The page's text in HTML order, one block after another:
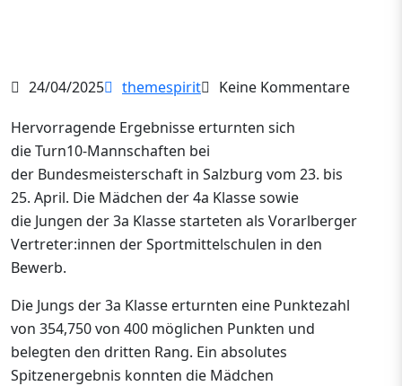
24/04/2025 themespirit Keine Kommentare
Hervorragende Ergebnisse erturnten sich
die Turn10-Mannschaften bei
der Bundesmeisterschaft in Salzburg vom 23. bis
25. April. Die Mädchen der 4a Klasse sowie
die Jungen der 3a Klasse starteten als Vorarlberger
Vertreter:innen der Sportmittelschulen in den
Bewerb.
Die Jungs der 3a Klasse erturnten eine Punktezahl
von 354,750 von 400 möglichen Punkten und
belegten den dritten Rang. Ein absolutes
Spitzenergebnis konnten die Mädchen